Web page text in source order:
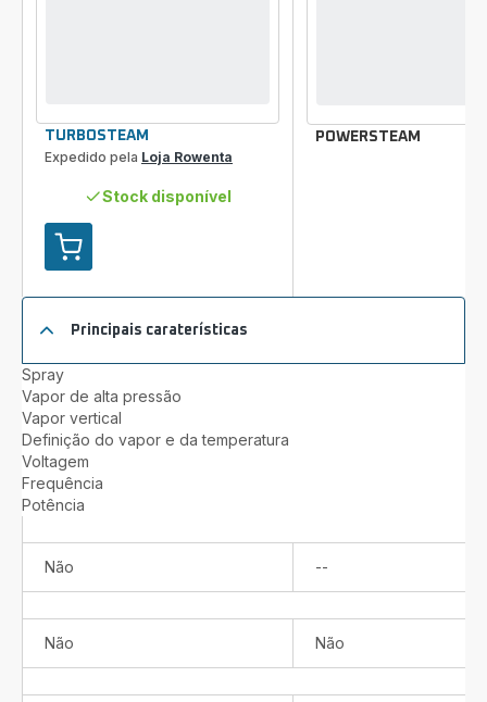
Adicionar
ao
carrinho
TURBOSTEAM
TURBOSTEAM
Expedido pela Loja Rowenta
Stock disponível
POWERSTEAM
Principais caraterísticas
Spray
Vapor de alta pressão
Vapor vertical
Definição do vapor e da temperatura
Voltagem
Frequência
Potência
Não --
disponível
Não Não